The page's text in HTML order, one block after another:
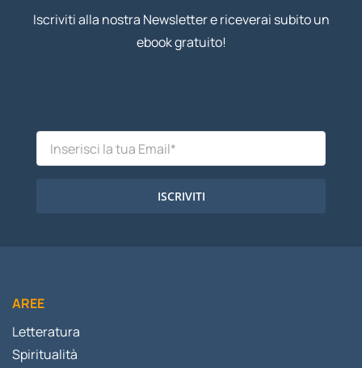
Iscriviti alla nostra Newsletter e riceverai subito un
ebook gratuito!
ISCRIVITI
AREE
Letteratura
Spiritualità